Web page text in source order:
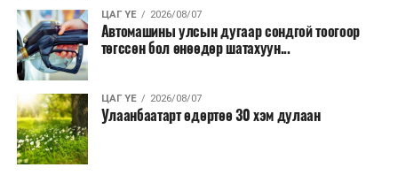
ЦАГ ҮЕ 2026/08/07
Автомашины улсын дугаар сондгой тоогоор
төгссөн бол өнөөдөр шатахуун...
ЦАГ ҮЕ 2026/08/07
Улаанбаатарт өдөртөө 30 хэм дулаан